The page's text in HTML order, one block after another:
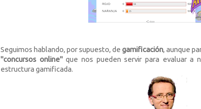
Seguimos hablando, por supuesto, degamificación, aunque
"concursos online"que nos pueden servir para evaluar a
estructura gamificada.